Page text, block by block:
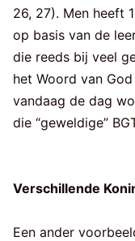
26, 27). Men heeft
op basis van de
die reeds bij veel
het Woord van
vandaag de dag
die “geweldige”
Verschillende
Een ander